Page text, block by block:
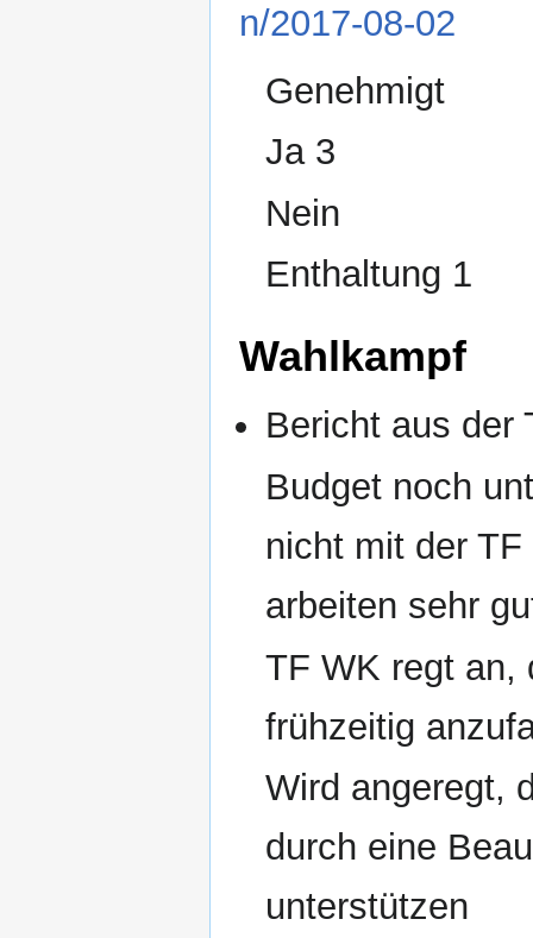
n/2017-08-02
Genehmigt
Ja 3
Nein
Enthaltung 1
Wahlkampf
Bericht aus der
Budget noch
nicht mit der
arbeiten sehr
TF WK regt an,
frühzeitig
Wird angeregt,
durch eine
unterstützen